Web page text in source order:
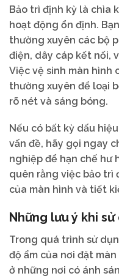
Bảo trì định kỳ là chìa
hoạt động ổn định.
thường xuyên các bộ
điện, dây cáp kết nối,
Việc vệ sinh màn hình
thường xuyên để loại
rõ nét và sáng bóng.
Nếu có bất kỳ dấu
vấn đề, hãy gọi ngay
nghiệp để hạn chế hư
quên rằng việc bảo trì
của màn hình và tiết
Những lưu ý khi
Trong quá trình sử
độ ẩm của nơi đặt
ở những nơi có ánh